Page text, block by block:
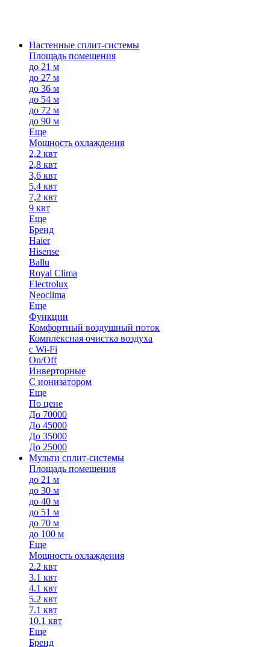
Настенные сплит-системы
Площадь помещения
до 21 м
до 27 м
до 36 м
до 54 м
до 72 м
до 90 м
Еще
Мощность охлаждения
2,2 квт
2,8 квт
3,6 квт
5,4 квт
7,2 квт
9 квт
Еще
Бренд
Haier
Hisense
Ballu
Royal Clima
Electrolux
Neoclima
Еще
Функции
Комфортный воздушный поток
Комплексная очистка воздуха
с Wi-Fi
On/Off
Инверторные
С ионизатором
Еще
По цене
До 70000
До 45000
До 35000
До 25000
Мульти сплит-системы
Площадь помещения
до 21 м
до 30 м
до 40 м
до 51 м
до 70 м
до 100 м
Еще
Мощность охлаждения
2.2 квт
3.1 квт
4.1 квт
5.2 квт
7.1 квт
10.1 квт
Еще
Бренд